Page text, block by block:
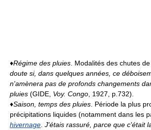
♦Régime des pluies. Modalités des chutes
doute si, dans quelques années, ce
n'amènera pas de profonds changements
pluies (GIDE, Voy. Congo, 1927, p.732).
♦Saison, temps des pluies. Période la plus
précipitations liquides (notamment dans les
hivernage. J'étais rassuré, parce que c'était